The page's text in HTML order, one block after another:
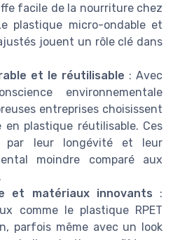
facile de la nourriture chez
plastique micro-ondable et
jouent un rôle clé dans
et le réutilisable : Avec
environnementale
entreprises choisissent
en plastique réutilisable. Ces
par leur longévité et leur
moindre comparé aux
et matériaux innovants :
comme le plastique RPET
parfois même avec un look